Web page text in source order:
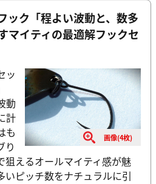
ック「程よい波動と、数多
マイティの最適解フックセ
画像(4枚)
ッ
動
計
も
り
狙えるオールマイティ感が魅
いピッチ数をナチュラルに引